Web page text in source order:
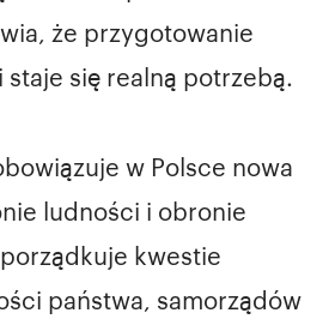
że przygotowanie
staje się realną potrzebą.
w Polsce nowa
ludności i obronie
kwestie
państwa, samorządów